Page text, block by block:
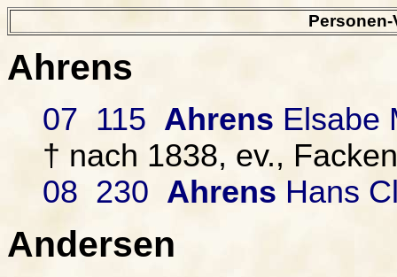
Ahrens
07 115 Ahrens Elsabe
† nach 1838, ev.,
08 230 Ahrens Hans
Andersen